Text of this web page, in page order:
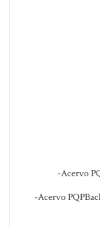
-Acervo
-Acervo